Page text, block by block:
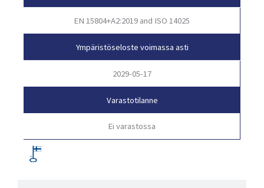
EN 15804+A2:2019 and ISO 14025
Ympäristöseloste voimassa asti
2029-05-17
Varastotilanne
Ei varastossa